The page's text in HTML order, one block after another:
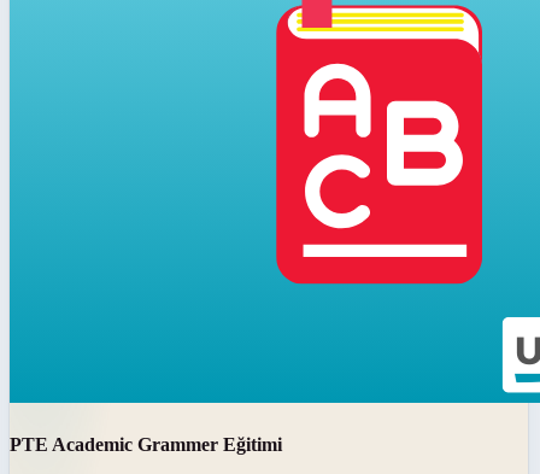
PTE Academic Grammer Eğitimi